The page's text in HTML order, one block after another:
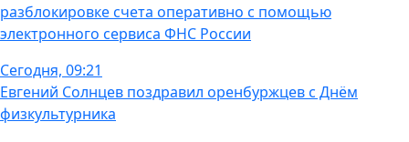
разблокировке счета оперативно с помощью
электронного сервиса ФНС России
Сегодня, 09:21
Евгений Солнцев поздравил оренбуржцев с Днём
физкультурника